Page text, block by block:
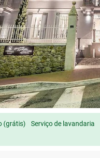
(grátis) Serviço de lavandaria